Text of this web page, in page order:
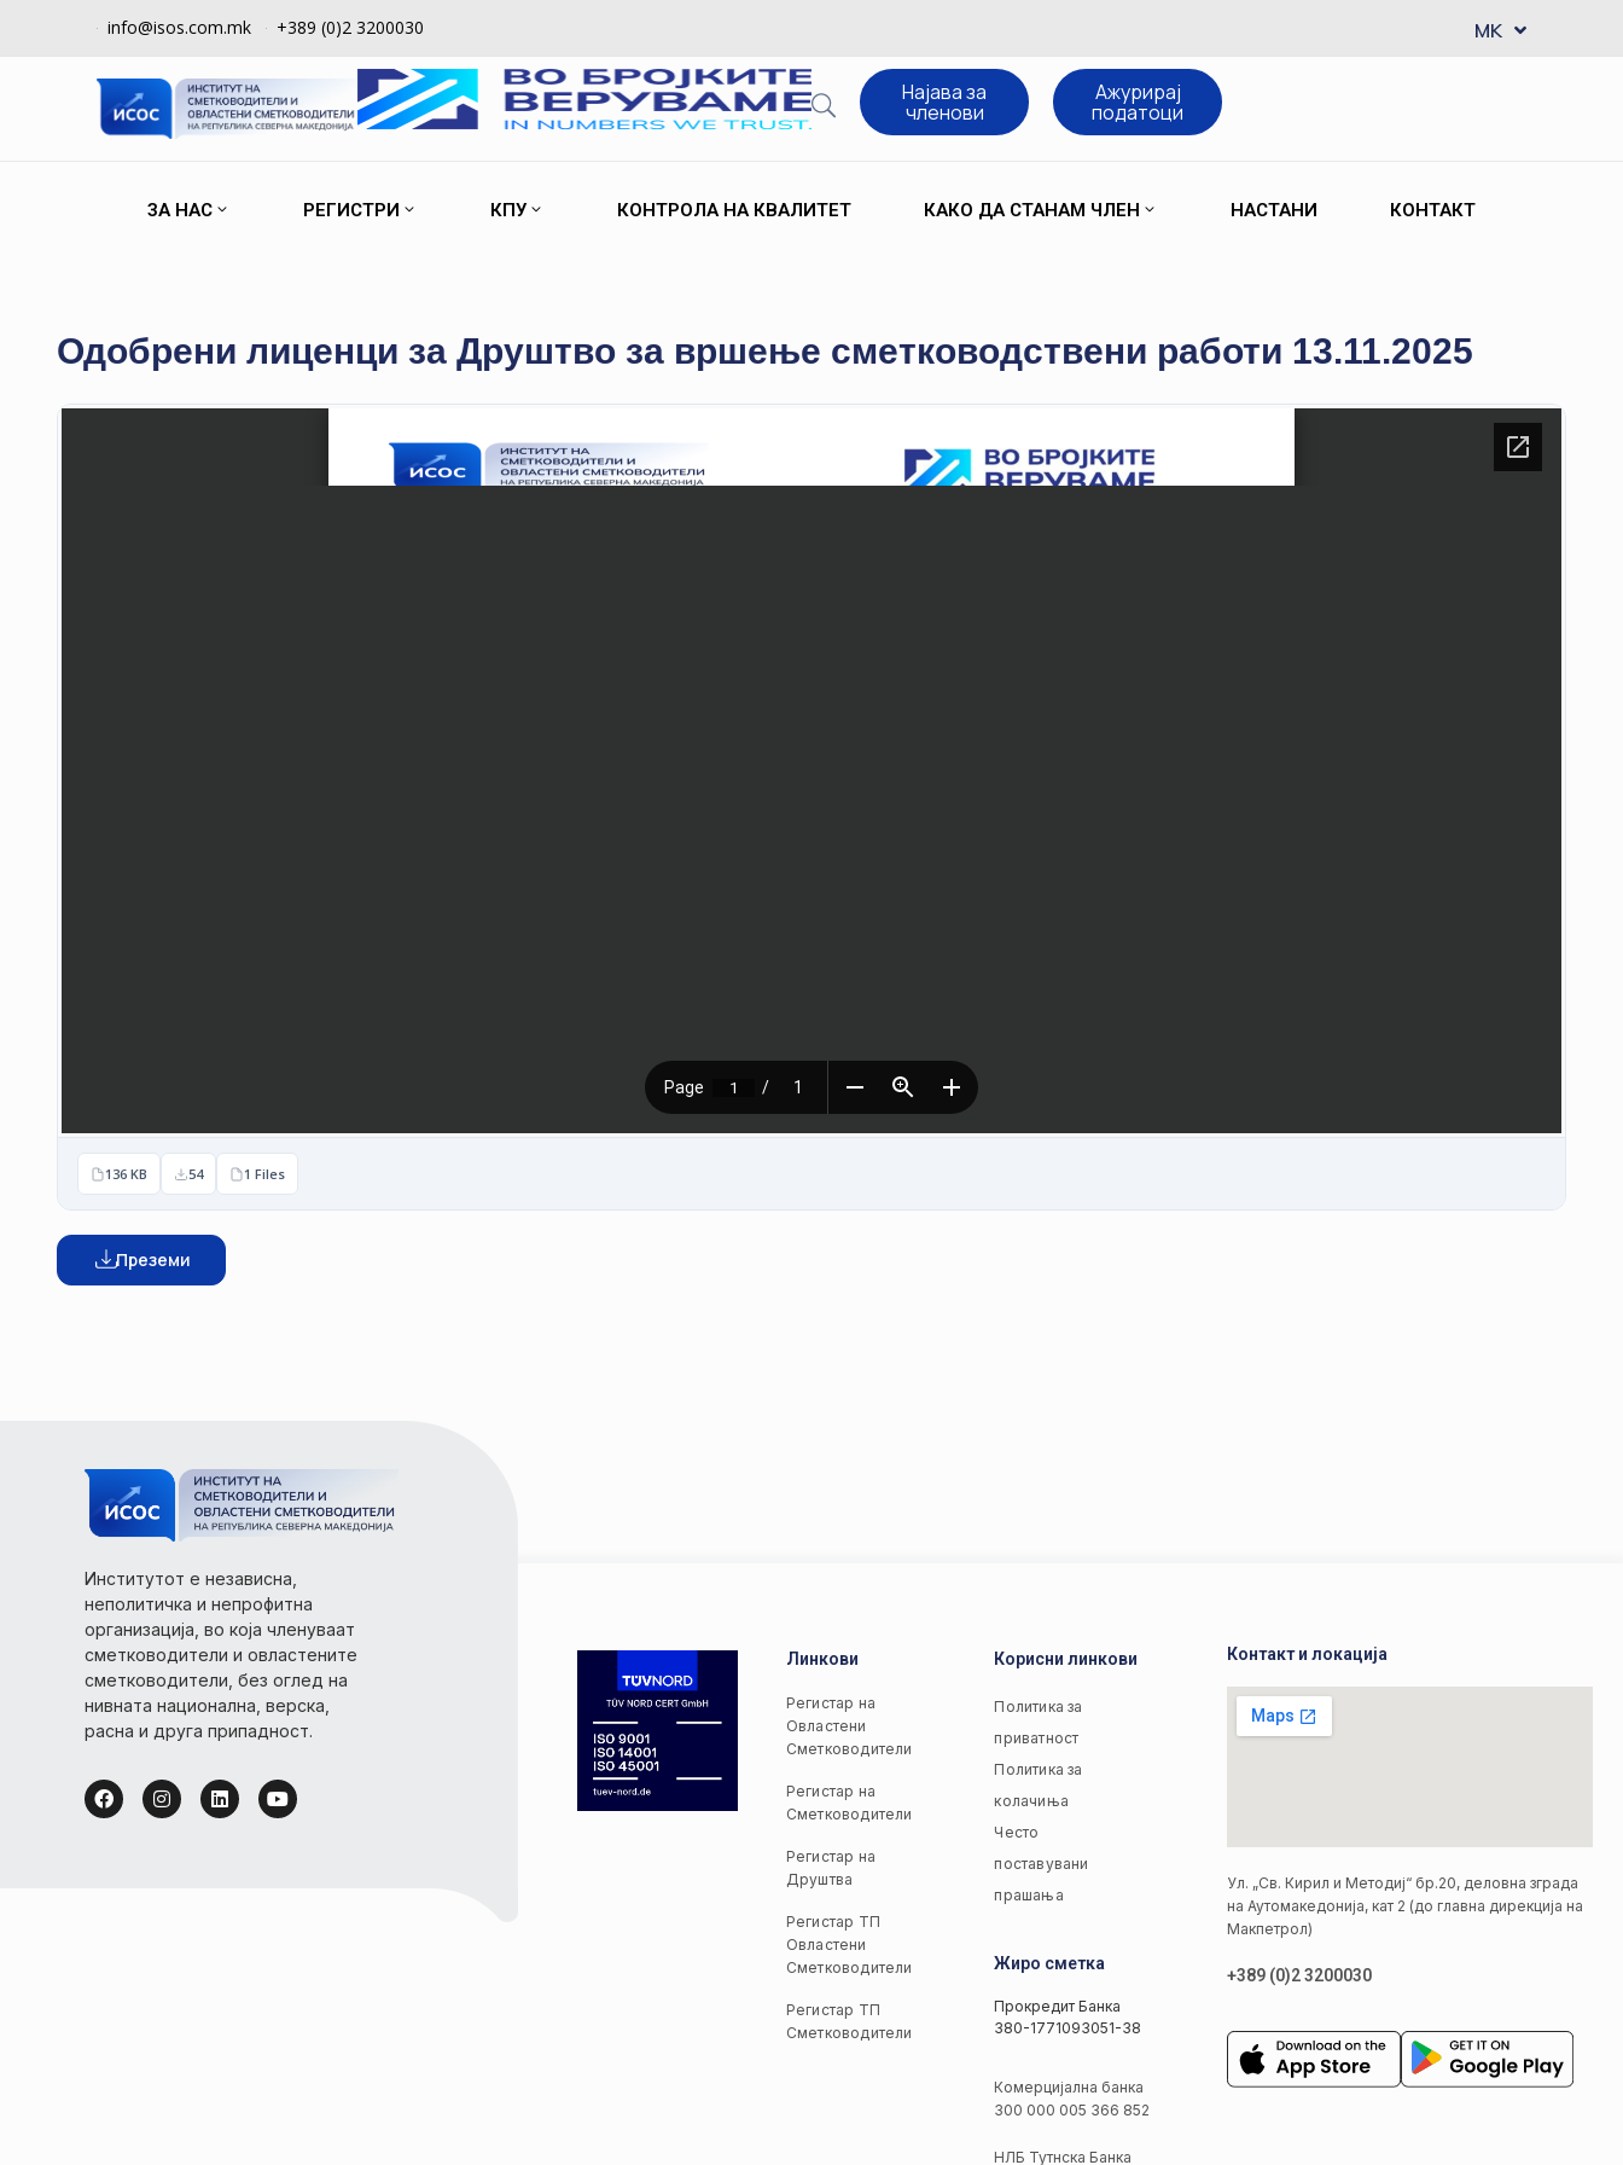
info@isos.com.mk +389 (0)2 3200030 MK
SQ
Најава за
членови
Ажурирај
податоци
ЗА НАС РЕГИСТРИ КПУ КОНТРОЛА НА КВАЛИТЕТ КАКО ДА СТАНАМ ЧЛЕН НАСТАНИ КОНТАКТ
Одобрени лиценци за Друштво за вршење сметководствени работи 13.11.2025
136 KB 54 1 Files
Преземи
Институтот е независна,
неполитичка и непрофитна
организација, во која членуваат
сметководители и овластените
сметководители, без оглед на
нивната национална, верска,
расна и друга припадност.
Линкови
Регистар на
Овластени
Сметководители
Регистар на
Сметководители
Регистар на
Друштва
Регистар ТП
Овластени
Сметководители
Регистар ТП
Сметководители
Корисни линкови
Политика за
приватност
Политика за
колачиња
Често
поставувани
прашања
Жиро сметка
Прокредит Банка
380-1771093051-38
Комерцијална банка
300 000 005 366 852
НЛБ Тутнска Банка
Контакт и локација
Ул. „Св. Кирил и Методиј“ бр.20, деловна зграда
на Аутомакедонија, кат 2 (до главна дирекција на
Макпетрол)
+389 (0)2 3200030